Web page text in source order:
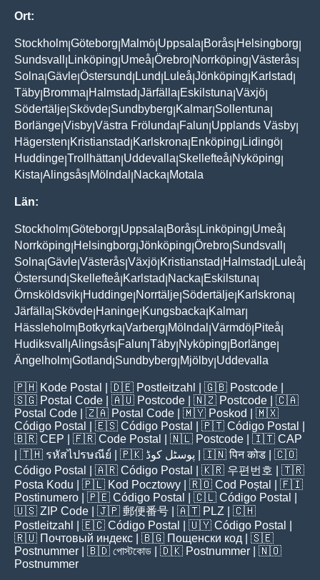
Ort:
Stockholm Göteborg Malmö Uppsala Borås Helsingborg
Sundsvall
Linköping Umeå Örebro Norrköping Västerås
Solna Gävle Östersund Lund Luleå Jönköping Karlstad
Täby Bromma Halmstad Järfälla Eskilstuna Växjö
Södertälje Skövde Sundbyberg Kalmar Sollentuna
Borlänge Visby Västra Frölunda Falun Upplands Väsby
Hägersten Kristianstad Karlskrona Enköping Lidingö
Huddinge Trollhättan Uddevalla Skellefteå Nyköping
Kista Alingsås Mölndal Nacka Motala
Län:
Stockholm Göteborg Uppsala Borås Linköping Umeå
Norrköping Helsingborg Jönköping Örebro Sundsvall
Solna Gävle Västerås Växjö Kristianstad Halmstad Luleå
Östersund Skellefteå Karlstad Nacka Eskilstuna
Örnsköldsvik Huddinge Norrtälje Södertälje Karlskrona
Järfälla Skövde Haninge Kungsbacka Kalmar
Hässleholm Botkyrka Varberg Mölndal Värmdö Piteå
Hudiksvall
Alingsås Falun Täby Nyköping Borlänge
Ängelholm Gotland Sundbyberg Mjölby Uddevalla
🇵🇭 Kode Postal | 🇩🇪 Postleitzahl | 🇬🇧 Postcode
🇸🇬 Postal Code | 🇦🇺 Postcode | 🇳🇿 Postcode | 🇨🇦
Postal Code | 🇿🇦 Postal Code | 🇲🇾 Poskod
| 🇲🇽
Código Postal
| 🇪🇸 Código Postal | 🇵🇹 Código Postal
🇧🇷 CEP | 🇫🇷 Code Postal | 🇳🇱 Postcode | 🇮🇹 CAP
| 🇹🇭 รหัสไปรษณีย์ | 🇵🇰 پوسٹل کوڈ | 🇮🇳पिन कोड | 🇨🇴
Código Postal
| 🇦🇷 Código Postal | 🇰🇷 우편번호
| 🇹🇷
Posta Kodu | 🇵🇱 Kod Pocztowy | 🇷🇴 Cod Poștal
| 🇫🇮
Postinumero | 🇵🇪 Código Postal | 🇨🇱 Código Postal
🇺🇸 ZIP Code | 🇯🇵 郵便番号 | 🇦🇹 PLZ | 🇨🇭
Postleitzahl
| 🇪🇨 Código Postal | 🇺🇾 Código Postal
🇷🇺 Почтовый индекс | 🇧🇬 Пощенски код | 🇸🇪
Postnummer | 🇧🇩 পোস্টকোড | 🇩🇰 Postnummer | 🇳🇴
Postnummer